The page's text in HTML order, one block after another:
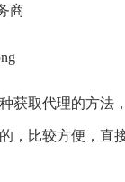
商
获取代理的方法
，比较方便，直